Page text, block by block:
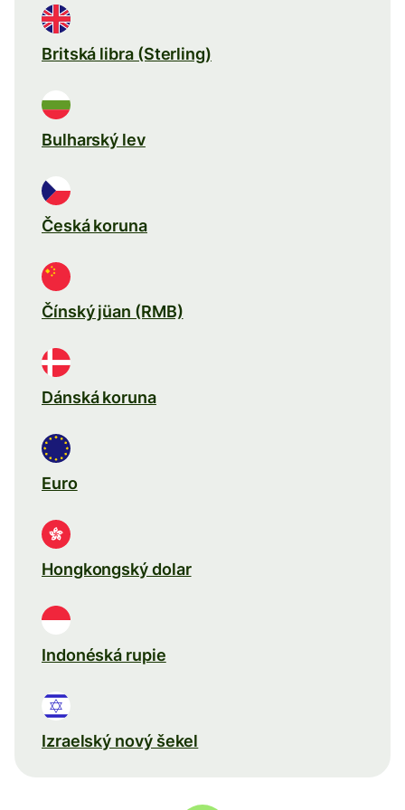
Britská libra (Sterling)
Bulharský lev
Česká koruna
Čínský jüan (RMB)
Dánská koruna
Euro
Hongkongský dolar
Indonéská rupie
Izraelský nový šekel